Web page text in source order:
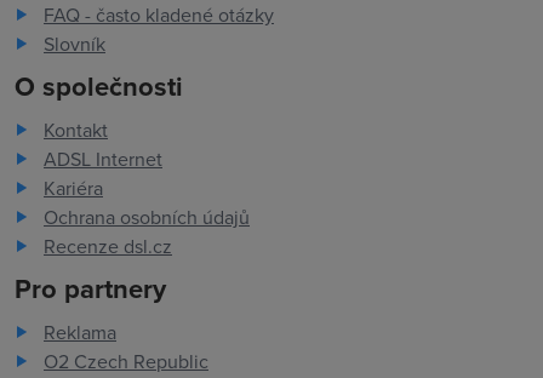
FAQ - často kladené otázky
Slovník
O společnosti
Kontakt
ADSL Internet
Kariéra
Ochrana osobních údajů
Recenze dsl.cz
Pro partnery
Reklama
O2 Czech Republic